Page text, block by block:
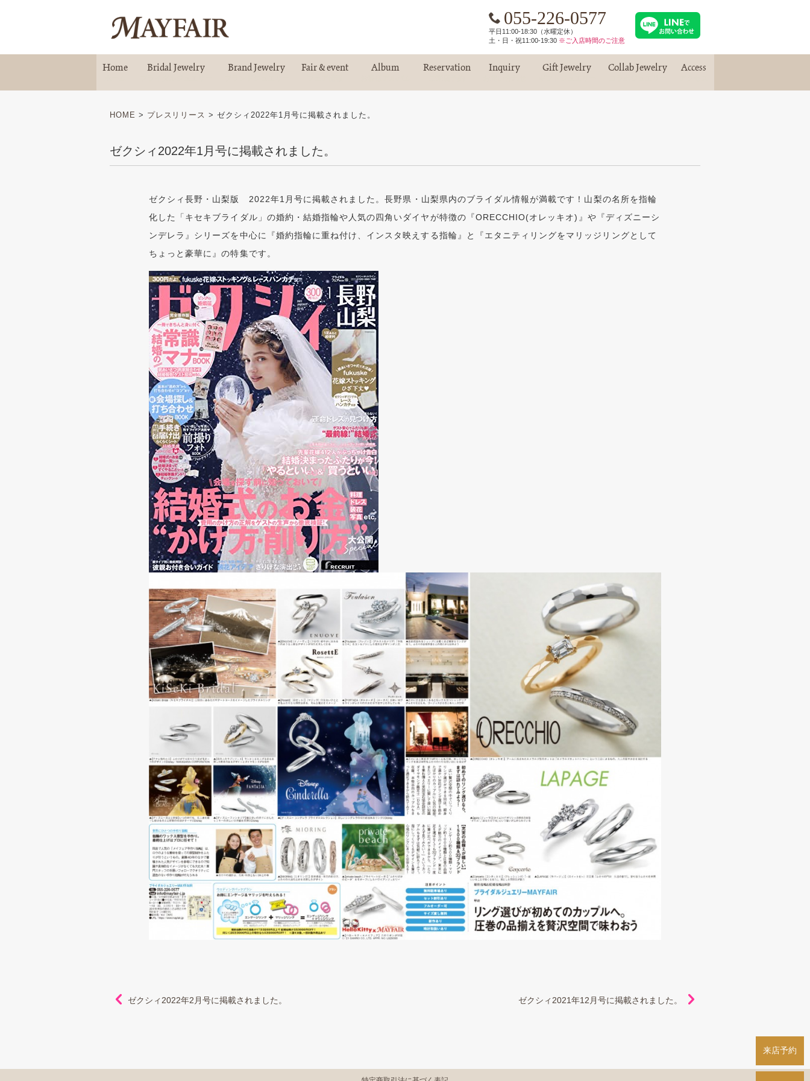
055-226-0577
平日11:00-18:30（水曜定休）
土・日・祝11:00-19:30 ※ご入店時間のご注意
Home Bridal Jewelry Brand Jewelry Fair & event Album Reservation Inquiry Gift Jewelry Collab Jewelry Access
HOME > プレスリリース >ゼクシィ2022年1月号に掲載されました。
ゼクシィ2022年1月号に掲載されました。
ゼクシィ長野・山梨版 2022年1月号に掲載されました。長野県・山梨県内のブライダル情報が満載です！山梨の名所を指輪
化した「キセキブライダル」の婚約・結婚指輪や人気の四角いダイヤが特徴の『ORECCHIO(オレッキオ)』や『ディズニーシ
ンデレラ』シリーズを中心に『婚約指輪に重ね付け、インスタ映えする指輪』と『エタニティリングをマリッジリングとして
ちょっと豪華に』の特集です。
ゼクシィ2021年12月号に掲載されました。
ゼクシィ2022年2月号に掲載されました。
来店予約